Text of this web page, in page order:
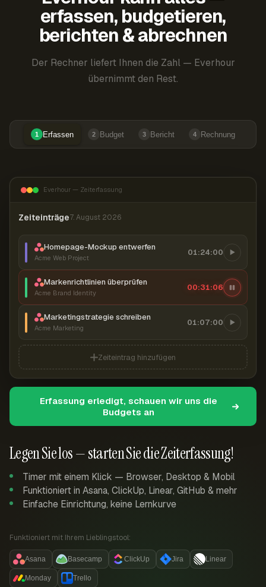
erfassen, budgetieren,
berichten & abrechnen
Der Rechner liefert Ihnen die Zahl — Everhour
übernimmt den Rest.
1 Erfassen 2 Budget 3 Bericht 4 Rechnung
Legen Sie los — starten Sie die Zeiterfassung!
Timer mit einem Klick — Browser, Desktop & Mobil
Funktioniert in Asana, ClickUp, Linear, GitHub & mehr
Einfache Einrichtung, keine Lernkurve
Funktioniert mit Ihrem Lieblingstool:
Asana Basecamp ClickUp Jira Linear
Monday Trello
Everhour — Zeiterfassung
Zeiteinträge7. August 2026
Homepage-Mockup entwerfen
Acme Web Project
01:24:00
Markenrichtlinien überprüfen
Acme Brand Identity
00:31:07
Marketingstrategie schreiben
Acme Marketing
01:07:00
Zeiteintrag hinzufügen
Erfassung erledigt, schauen wir uns die
Budgets an